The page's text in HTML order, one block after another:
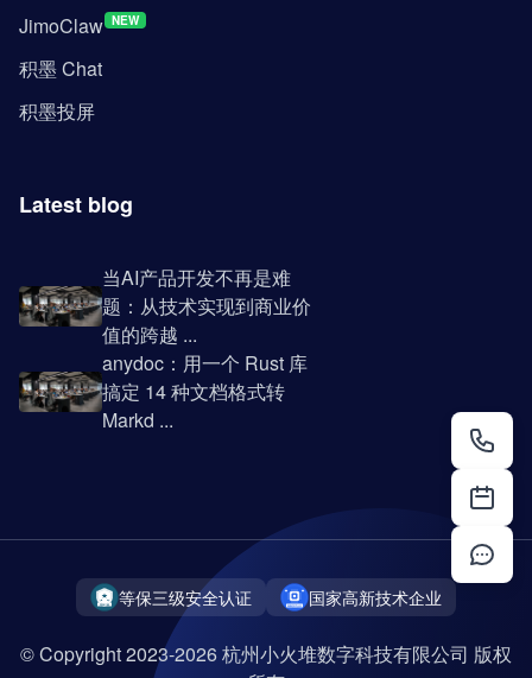
JimoClaw NEW
积墨 Chat
积墨投屏
Latest blog
当AI产品开发不再是难
题：从技术实现到商业价
值的跨越 ...
anydoc：用一个 Rust 库
搞定 14 种文档格式转
Markd ...
等保三级安全认证 国家高新技术企业
© Copyright 2023-2026 杭州小火堆数字科技有限公司 版权